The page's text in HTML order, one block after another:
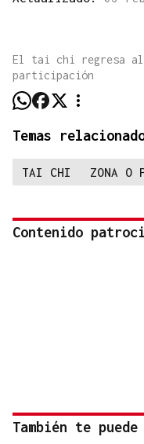
El tai chi regresa al
participación
Temas
TAI CHI ZONA O
Contenido
También te